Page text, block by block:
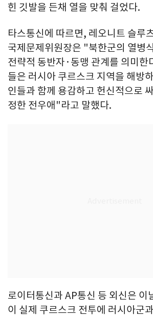
힌 깃발을 든채 열을 맞춰 걸었다.
타스통신에 따르면, 레오니트 슬루
국제문제위원장은 "북한군의 열병
전략적 동반자·동맹 관계를 의미
들은 러시아 쿠르스크 지역을 해방
인들과 함께 용감하고 헌신적으로
정한 전우애"라고 말했다.
로이터통신과 AP통신 등 외신은 이
이 실제 쿠르스크 전투에 러시아군